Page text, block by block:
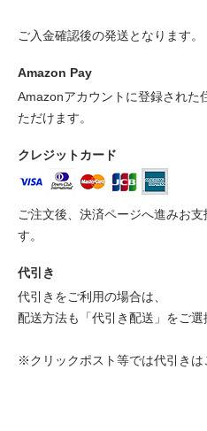
ご入金確認後の発送となります。
Amazon Pay
Amazonアカウントに登録された
ただけます。
クレジットカード
ご注文後、決済ページへ進みお
す。
代引き
代引きをご利用の場合は、
配送方法も「代引き配送」をご選
※クリックポスト等では代引きは